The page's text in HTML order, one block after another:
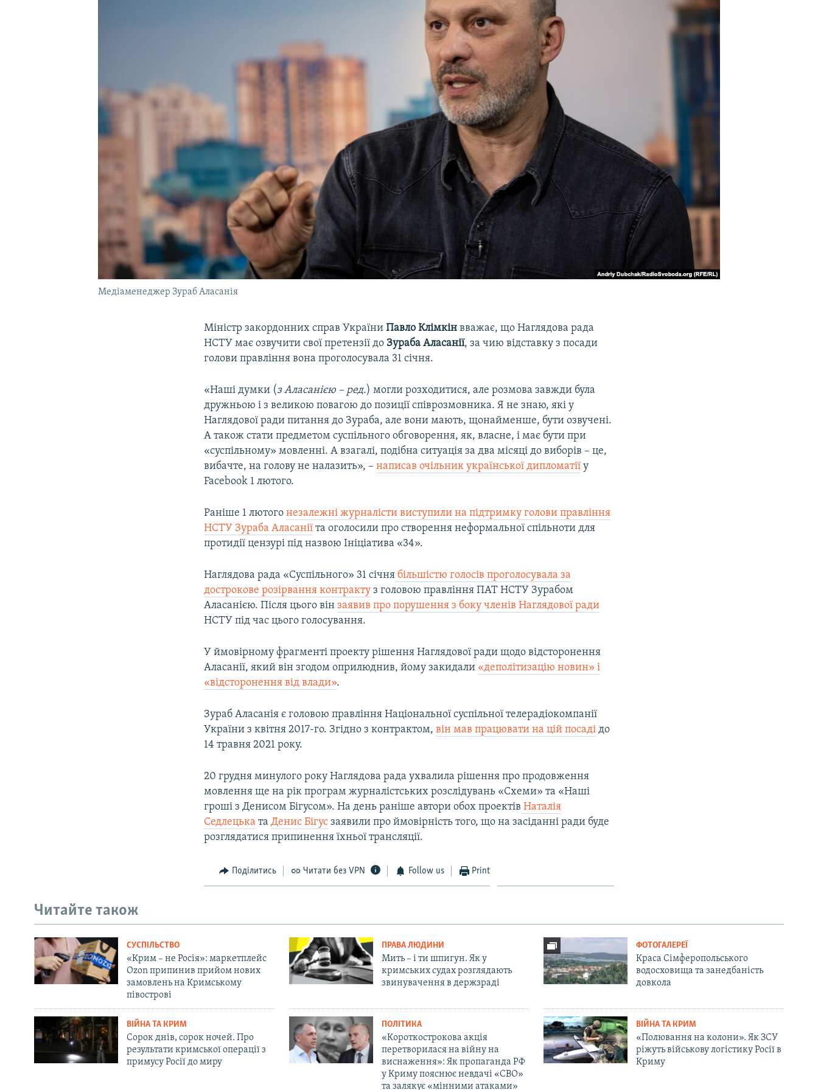
Медіаменеджер Зураб Аласанія
Міністр закордонних справ УкраїниПавло Клімкін вважає, що Наглядова рада
НСТУ має озвучити свої претензії до Зураба Аласанії, за чию відставку з посади
голови правління вона проголосувала 31 січня.
«Наші думки (з Аласанією – ред.) могли розходитися, але розмова завжди була
дружньою і з великою повагою до позиції співрозмовника. Я не знаю, які у
Наглядової ради питання до Зураба, але вони мають, щонайменше, бути озвучені.
А також стати предметом суспільного обговорення, як, власне, і має бути при
«суспільному» мовленні. А взагалі, подібна ситуація за два місяці до виборів – це,
вибачте, на голову не налазить», –написав очільник української дипломатії у
Facebook 1 лютого.
Раніше 1 лютогонезалежні журналісти виступили на підтримку голови правління
НСТУ Зураба Аласанії та оголосили про створення неформальної спільноти для
протидії цензурі під назвою Ініціатива «34».
Наглядова рада «Суспільного» 31 січня більшістю голосів проголосувала за
дострокове розірвання контракту з головою правління ПАТ НСТУ Зурабом
Аласанією. Після цього вінзаявив про порушення з боку членів Наглядової ради
НСТУ під час цього голосування.
У ймовірному фрагменті проекту рішення Наглядової ради щодо відсторонення
Аласанії, який він згодом оприлюднив, йому закидали «деполітизацію новин» і
«відсторонення від влади».
Зураб Аласанія є головою правління Національної суспільної телерадіокомпанії
України з квітня 2017-го. Згідно з контрактом,він мав працювати на цій посаді до
14 травня 2021 року.
20 грудня минулого року Наглядова рада ухвалила рішення про продовження
мовлення ще на рік програм журналістських розслідувань «Схеми» та «Наші
гроші з Денисом Бігусом». На день раніше автори обох проектів Наталія
Седлецька таДенис Бігус заявили про ймовірність того, що на засіданні ради буде
розглядатися припинення їхньої трансляції.
Поділитись Читати без VPN Follow us Print
Читайте також
СУСПІЛЬСТВО
«Крим – не Росія»: маркетплейс
Ozon припинив прийом нових
замовлень на Кримському
півострові
ПРАВА ЛЮДИНИ
Мить – і ти шпигун. Як у
кримських судах розглядають
звинувачення в держзраді
ФОТОГАЛЕРЕЇ
Краса Сімферопольського
водосховища та занедбаність
довкола
ВІЙНА ТА КРИМ
Сорок днів, сорок ночей. Про
результати кримської операції з
примусу Росії до миру
ПОЛІТИКА
«Короткострокова акція
перетворилася на війну на
виснаження»: Як пропаганда РФ
у Криму пояснює невдачі «СВО»
та залякує «мінними атаками»
ВІЙНА ТА КРИМ
«Полювання на колони». Як ЗСУ
ріжуть військову логістику Росії в
Криму